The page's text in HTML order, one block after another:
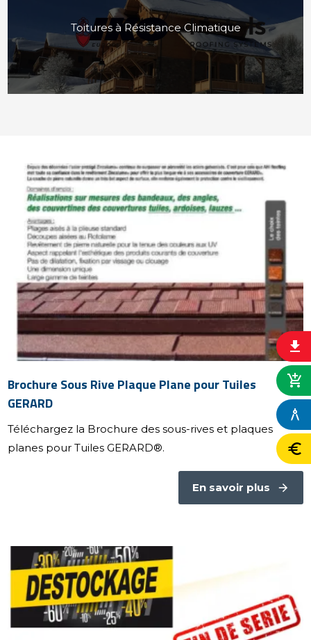
Toitures à Résistance Climatique
Brochure Sous Rive Plaque Plane pour Tuiles
GERARD
Téléchargez la Brochure des sous-rives et plaques
planes pour Tuiles GERARD®.
En savoir plus
file_download
add_shopping_cart
architecture
euro